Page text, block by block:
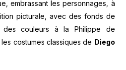
embrassant les personnages, à
picturale, avec des fonds de
couleurs à la Philippe de
costumes classiques de Diego